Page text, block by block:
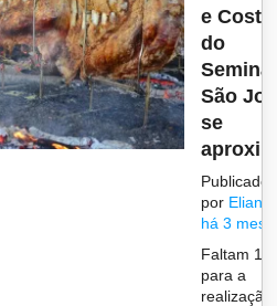
e
do
São
se
Publicado
por Eliane
há 3
Faltam 15
para a
realização